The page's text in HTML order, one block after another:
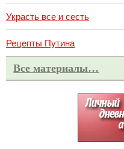
Украсть все и сесть
Рецепты Путина
Все материалы…